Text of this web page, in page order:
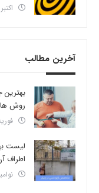
اکتبر 22, 2024
آخرین مطالب
روش
فوریه 22,
لیست
اطراف
نوامبر 6,